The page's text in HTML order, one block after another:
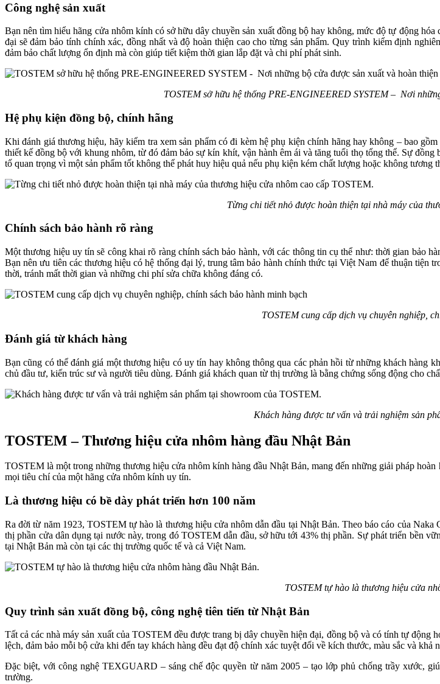
Công nghệ sản xuất
Bạn nên tìm hiểu hãng cửa nhôm kính có sở hữu dây chuyền sản xuất đồng bộ hay không, mức độ tự động
đại sẽ đảm bảo tính chính xác, đồng nhất và độ hoàn thiện cao cho từng sản phẩm. Quy trình kiểm định
đảm bảo chất lượng ổn định mà còn giúp tiết kiệm thời gian lắp đặt và chi phí phát sinh.
TOSTEM sở hữu hệ thống PRE-ENGINEERED SYSTEM – Nơi
Hệ phụ kiện đồng bộ, chính hãng
Khi đánh giá thương hiệu, hãy kiểm tra xem sản phẩm có đi kèm hệ phụ kiện chính hãng hay không – bao
thiết kế đồng bộ với khung nhôm, từ đó đảm bảo sự kín khít, vận hành êm ái và tăng tuổi thọ tổng thể. Sự
tố quan trọng vì một sản phẩm tốt không thể phát huy hiệu quả nếu phụ kiện kém chất lượng hoặc không tương
Từng chi tiết nhỏ được hoàn thiện tại nhà máy của
Chính sách bảo hành rõ ràng
Một thương hiệu uy tín sẽ công khai rõ ràng chính sách bảo hành, với các thông tin cụ thể như: thời gian bảo
Bạn nên ưu tiên các thương hiệu có hệ thống đại lý, trung tâm bảo hành chính thức tại Việt Nam để thuận
thời, tránh mất thời gian và những chi phí sửa chữa không đáng có.
TOSTEM cung cấp dịch vụ chuyên nghiệp,
Đánh giá từ khách hàng
Bạn cũng có thể đánh giá một thương hiệu có uy tín hay không thông qua các phản hồi từ những khách
chủ đầu tư, kiến trúc sư và người tiêu dùng. Đánh giá khách quan từ thị trường là bằng chứng sống động cho
Khách hàng được tư vấn và trải nghiệm sản
TOSTEM – Thương hiệu cửa nhôm hàng đầu Nhật Bản
TOSTEM là một trong những thương hiệu cửa nhôm kính hàng đầu Nhật Bản, mang đến những giải pháp
mọi tiêu chí của một hãng cửa nhôm kính uy tín.
Là thương hiệu có bề dày phát triển hơn 100 năm
Ra đời từ năm 1923, TOSTEM tự hào là thương hiệu cửa nhôm dẫn đầu tại Nhật Bản. Theo báo cáo của
thị phần cửa dân dụng tại nước này, trong đó TOSTEM dẫn đầu, sở hữu tới 43% thị phần. Sự phát triển bền
tại Nhật Bản mà còn tại các thị trường quốc tế và cả Việt Nam.
TOSTEM tự hào là thương hiệu cửa
Quy trình sản xuất đồng bộ, công nghệ tiên tiến từ Nhật Bản
Tất cả các nhà máy sản xuất của TOSTEM đều được trang bị dây chuyền hiện đại, đồng bộ và có tính tự động
lệch, đảm bảo mỗi bộ cửa khi đến tay khách hàng đều đạt độ chính xác tuyệt đối về kích thước, màu sắc và khả
Đặc biệt, với công nghệ TEXGUARD – sáng chế độc quyền từ năm 2005 – tạo lớp phủ chống trầy xước,
trường.